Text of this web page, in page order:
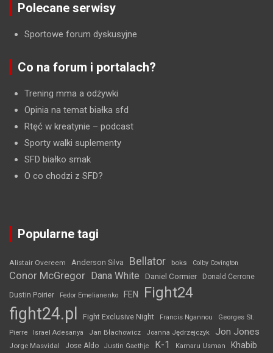
Polecane serwisy
Sportowe forum dyskusyjne
Co na forum i portalach?
Trening mma a odżywki
Opinia na temat białka sfd
Rtęć w kreatynie – podcast
Sporty walki suplementy
SFD białko smak
O co chodzi z SFD?
Popularne tagi
Alistair Overeem Anderson Silva Bellator boks Colby Covington
Conor McGregor Dana White Daniel Cormier Donald Cerrone
Dustin Poirier Fedor Emelianenko FEN Fight24
fight24.pl Fight Exclusive Night Francis Ngannou
Georges St.
Pierre
Israel Adesanya Jan Błachowicz Joanna Jędrzejczyk Jon Jones
Jorge Masvidal Jose Aldo Justin Gaethje K-1 Kamaru Usman Khabib